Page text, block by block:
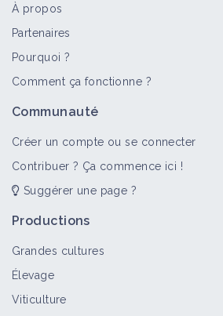
Génétique/
À propos
Partenaires
Pourquoi ?
Comment ça fonctionne ?
Communauté
Créer un compte ou se connecter
Contribuer ? Ça commence ici !
Suggérer une page ?
Productions
Grandes cultures
Élevage
Viticulture